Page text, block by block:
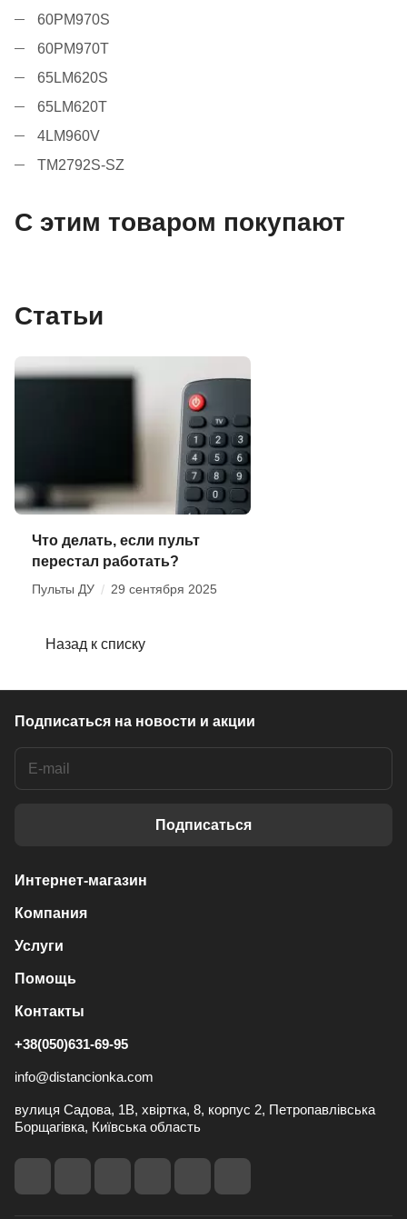
60PM970S
60PM970T
65LM620S
65LM620T
4LM960V
TM2792S-SZ
С этим товаром покупают
Статьи
Что делать, если пульт
перестал работать?
Пульты ДУ / 29 сентября 2025
Назад к списку
Подписаться на новости и акции
Подписаться
Интернет-магазин
Компания
Услуги
Помощь
Контакты
+38(050)631-69-95
info@distancionka.com
вулиця Садова, 1В, хвіртка, 8, корпус 2, Петропавлівська
Борщагівка, Київська область